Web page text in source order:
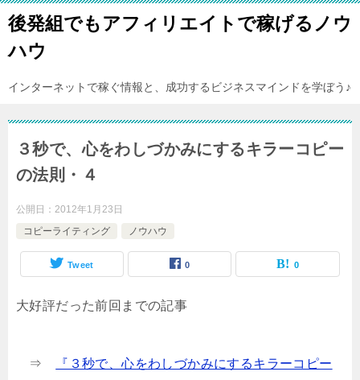
後発組でもアフィリエイトで稼げるノウ
ハウ
インターネットで稼ぐ情報と、成功するビジネスマインドを学ぼう♪
３秒で、心をわしづかみにするキラーコピー
の法則・４
公開日： 2012年1月23日
コピーライティング
ノウハウ
Tweet 0 0
大好評だった前回までの記事
⇒
『３秒で、心をわしづかみにするキラーコピー